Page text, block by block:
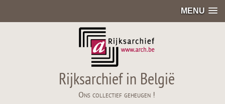
MENU
Rijksarchief in België
Ons collectief geheugen !